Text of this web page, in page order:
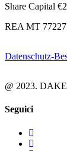
Share Capital
REA MT
Datenschutz-
@ 2023.
Seguici